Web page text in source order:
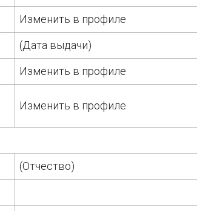
Изменить в профиле
(Дата выдачи)
Изменить в профиле
Изменить в профиле
(Отчество)